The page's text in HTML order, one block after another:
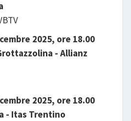
2025, ore 18.00
- Allianz
2025, ore 18.00
- Itas Trentino